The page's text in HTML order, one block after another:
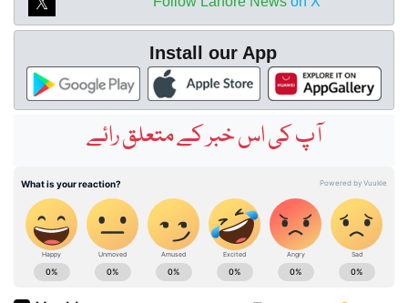
Install our App
آپ کی اس خبر کے متعلق رائے